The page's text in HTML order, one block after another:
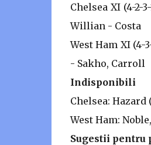
Chelsea XI (4-
Willian - Costa
West Ham XI (4-
- Sakho, Carroll
Indisponibili
Chelsea:
West Ham:
Sugestii pentru